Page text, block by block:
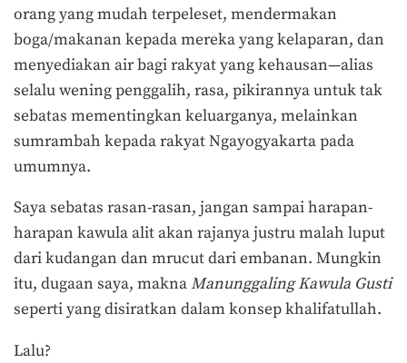
orang yang mudah terpeleset, mendermakan
boga/makanan kepada mereka yang kelaparan, dan
menyediakan air bagi rakyat yang kehausan—alias
selalu wening penggalih, rasa, pikirannya untuk tak
sebatas mementingkan keluarganya, melainkan
sumrambah kepada rakyat Ngayogyakarta pada
umumnya.
Saya sebatas rasan-rasan, jangan sampai harapan-
harapan kawula alit akan rajanya justru malah luput
dari kudangan dan mrucut dari embanan. Mungkin
itu, dugaan saya, maknaManunggaling Kawula Gusti
seperti yang disiratkan dalam konsep khalifatullah.
Lalu?